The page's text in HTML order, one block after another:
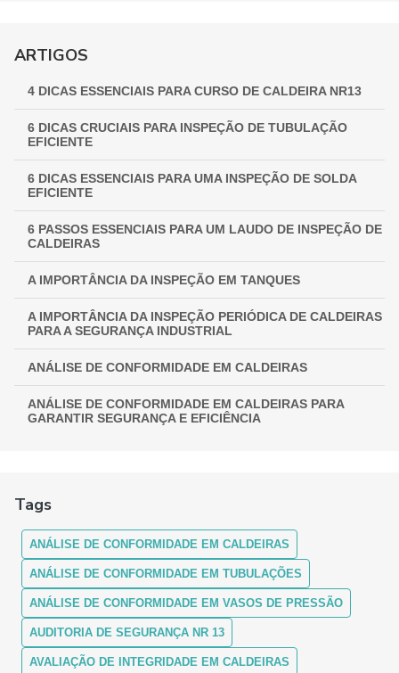
GUIA COMPLETO DE INSPEÇÃO DE VASOS DE PRESSÃO:
GARANTINDO SEGURANÇA E CONFORMIDADE
INSPEÇÃO NR 13: GARANTINDO SEGURANÇA E
CONFORMIDADE EM EQUIPAMENTOS INDUSTRIAIS
ARTIGOS
4 DICAS ESSENCIAIS PARA CURSO DE CALDEIRA NR13
6 DICAS CRUCIAIS PARA INSPEÇÃO DE TUBULAÇÃO
EFICIENTE
6 DICAS ESSENCIAIS PARA UMA INSPEÇÃO DE SOLDA
EFICIENTE
6 PASSOS ESSENCIAIS PARA UM LAUDO DE INSPEÇÃO DE
CALDEIRAS
A IMPORTÂNCIA DA INSPEÇÃO EM TANQUES
A IMPORTÂNCIA DA INSPEÇÃO PERIÓDICA DE CALDEIRAS
PARA A SEGURANÇA INDUSTRIAL
ANÁLISE DE CONFORMIDADE EM CALDEIRAS
ANÁLISE DE CONFORMIDADE EM CALDEIRAS PARA
GARANTIR SEGURANÇA E EFICIÊNCIA
ANÁLISE DE CONFORMIDADE EM CALDEIRAS: COMO
ANÁLISE DE CONFORMIDADE EM CALDEIRAS: ENTENDA A
IMPORTÂNCIA E OS PROCEDIMENTOS
ANÁLISE DE CONFORMIDADE EM CALDEIRAS:
GARANTINDO SEGURANÇA E MÁXIMA EFICIÊNCIA
ANÁLISE DE CONFORMIDADE EM CALDEIRAS: GUIA
Tags
ANÁLISE DE CONFORMIDADE EM CALDEIRAS
ANÁLISE DE CONFORMIDADE EM TUBULAÇÕES
ANÁLISE DE CONFORMIDADE EM VASOS DE PRESSÃO
AUDITORIA DE SEGURANÇA NR 13
AVALIAÇÃO DE INTEGRIDADE EM CALDEIRAS